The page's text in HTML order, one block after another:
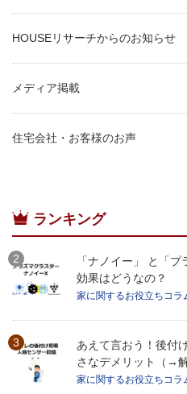
HOUSEリサーチからのお知らせ
メディア掲載
住宅会社・お客様のお声
ランキング
「ナノイー」 と「
効果はどうなの？
家に関するお役立ちコラ
あえて言おう！後付
さなデメリット（→
家に関するお役立ちコラ